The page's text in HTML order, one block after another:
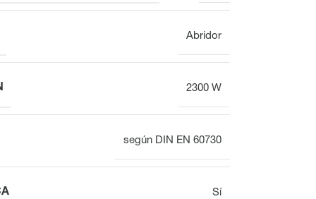
Abridor
2300 W
según DIN EN 60730
Sí